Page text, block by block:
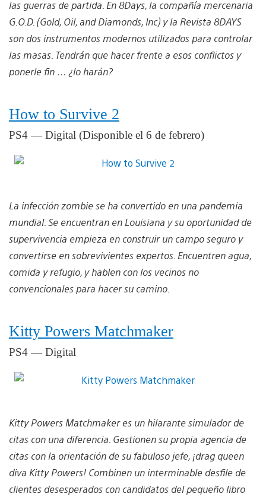
las guerras de partida. En 8Days, la compañía mercenaria
G.O.D. (Gold, Oil, and Diamonds, Inc) y la Revista 8DAYS
son dos instrumentos modernos utilizados para controlar
las masas. Tendrán que hacer frente a esos conflictos y
ponerle fin … ¿lo harán?
How to Survive 2
PS4 — Digital (Disponible el 6 de febrero)
La infección zombie se ha convertido en una pandemia
mundial. Se encuentran en Louisiana y su oportunidad de
supervivencia empieza en construir un campo seguro y
convertirse en sobrevivientes expertos. Encuentren agua,
comida y refugio, y hablen con los vecinos no
convencionales para hacer su camino.
Kitty Powers Matchmaker
PS4 — Digital
Kitty Powers Matchmaker es un hilarante simulador de
citas con una diferencia. Gestionen su propia agencia de
citas con la orientación de su fabuloso jefe, ¡drag queen
diva Kitty Powers! Combinen un interminable desfile de
clientes desesperados con candidatos del pequeño libro